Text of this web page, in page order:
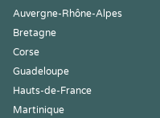
Auvergne-Rhône-Alpes
Bretagne
Corse
Guadeloupe
Hauts-de-France
Martinique